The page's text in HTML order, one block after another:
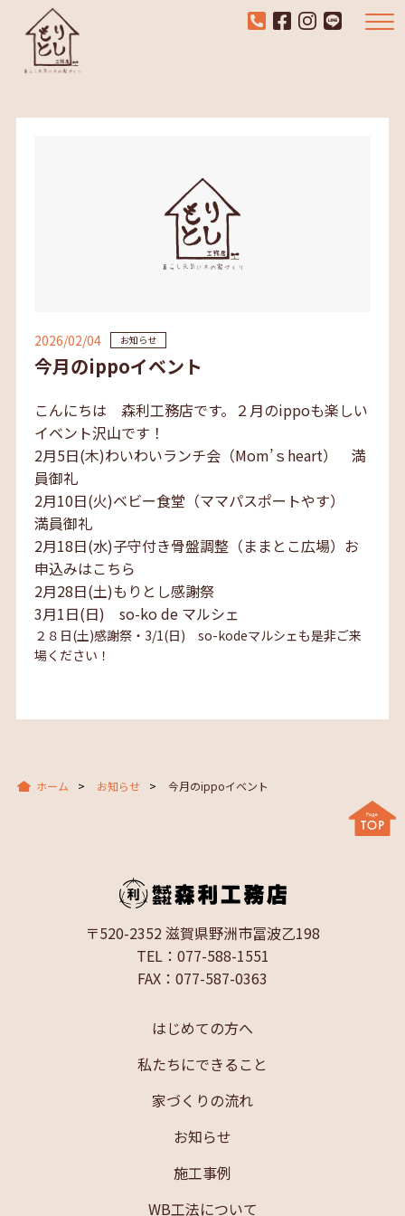
2026/02/04 お知らせ
今月のippoイベント
こんにちは 森利工務店です。２月のippoも楽しい
イベント沢山です！
2月5日(木)わいわいランチ会（Mom’ｓheart） 満
員御礼
2月10日(火)ベビー食堂（ママパスポートやす）
満員御礼
2月18日(水)子守付き骨盤調整（ままとこ広場）お
申込みはこちら
2月28日(土)もりとし感謝祭
3月1日(日) so-ko de マルシェ
２８日(土)感謝祭・3/1(日) so-kodeマルシェも是非ご来
場ください！
ホーム お知らせ 今月のippoイベント
〒520-2352 滋賀県野洲市冨波乙198
TEL：077-588-1551
FAX：077-587-0363
はじめての方へ
私たちにできること
家づくりの流れ
お知らせ
施工事例
WB工法について